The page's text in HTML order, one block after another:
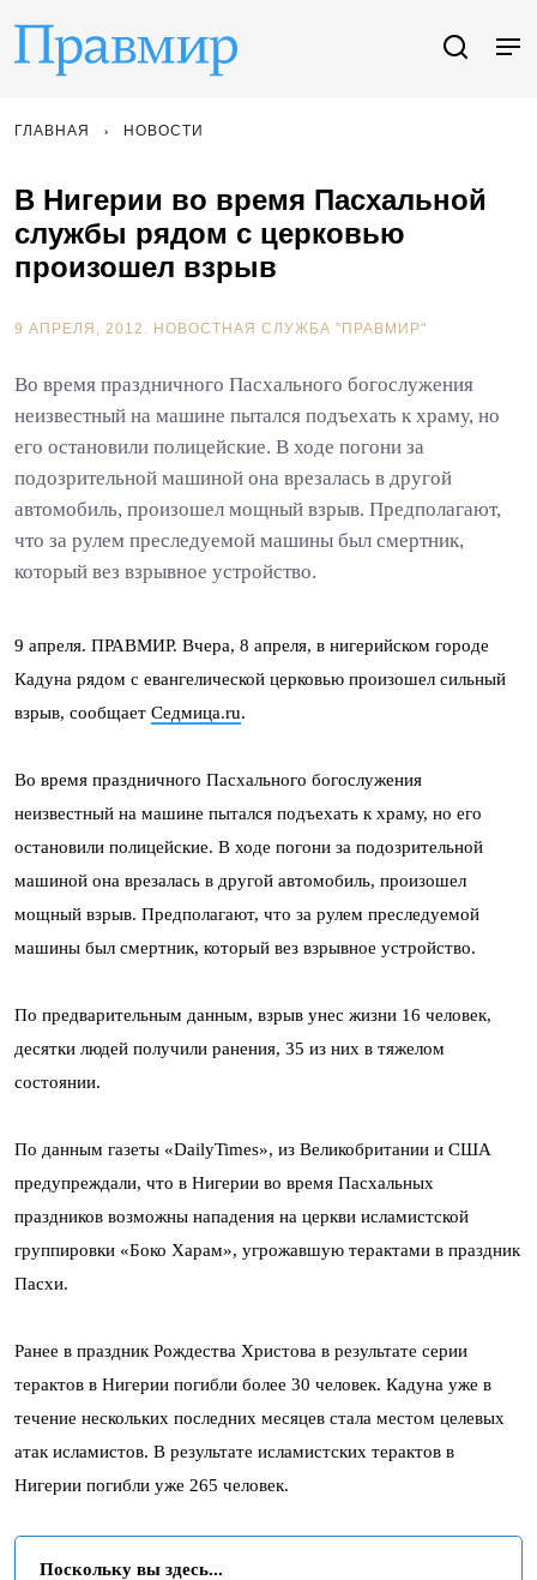
ГЛАВНАЯ НОВОСТИ
В Нигерии во время Пасхальной
службы рядом с церковью
произошел взрыв
9 АПРЕЛЯ, 2012. НОВОСТНАЯ СЛУЖБА "ПРАВМИР"
Во время праздничного Пасхального богослужения
неизвестный на машине пытался подъехать к храму, но
его остановили полицейские. В ходе погони за
подозрительной машиной она врезалась в другой
автомобиль, произошел мощный взрыв. Предполагают,
что за рулем преследуемой машины был смертник,
который вез взрывное устройство.
9 апреля. ПРАВМИР. Вчера, 8 апреля, в нигерийском городе
Кадуна рядом с евангелической церковью произошел сильный
взрыв, сообщает Седмица.ru.
Во время праздничного Пасхального богослужения
неизвестный на машине пытался подъехать к храму, но его
остановили полицейские. В ходе погони за подозрительной
машиной она врезалась в другой автомобиль, произошел
мощный взрыв. Предполагают, что за рулем преследуемой
машины был смертник, который вез взрывное устройство.
По предварительным данным, взрыв унес жизни 16 человек,
десятки людей получили ранения, 35 из них в тяжелом
состоянии.
По данным газеты «DailyTimes», из Великобритании и США
предупреждали, что в Нигерии во время Пасхальных
праздников возможны нападения на церкви исламистской
группировки «Боко Харам», угрожавшую терактами в праздник
Пасхи.
Ранее в праздник Рождества Христова в результате серии
терактов в Нигерии погибли более 30 человек. Кадуна уже в
течение нескольких последних месяцев стала местом целевых
атак исламистов. В результате исламистских терактов в
Нигерии погибли уже 265 человек.
Поскольку вы здесь...